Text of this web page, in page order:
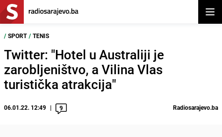
/ SPORT / TENIS
Twitter: "Hotel u Australiji je
zarobljeništvo, a Vilina Vlas
turistička atrakcija"
06.01.22. 12:49 9 Radiosarajevo.ba